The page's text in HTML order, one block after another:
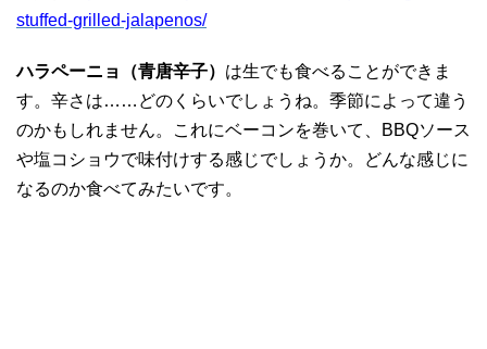
stuffed-grilled-jalapenos/
ハラペーニョ（青唐辛子） は生でも食べることができま
す。辛さは……どのくらいでしょうね。季節によって違う
のかもしれません。これにベーコンを巻いて、BBQソース
や塩コショウで味付けする感じでしょうか。どんな感じに
なるのか食べてみたいです。